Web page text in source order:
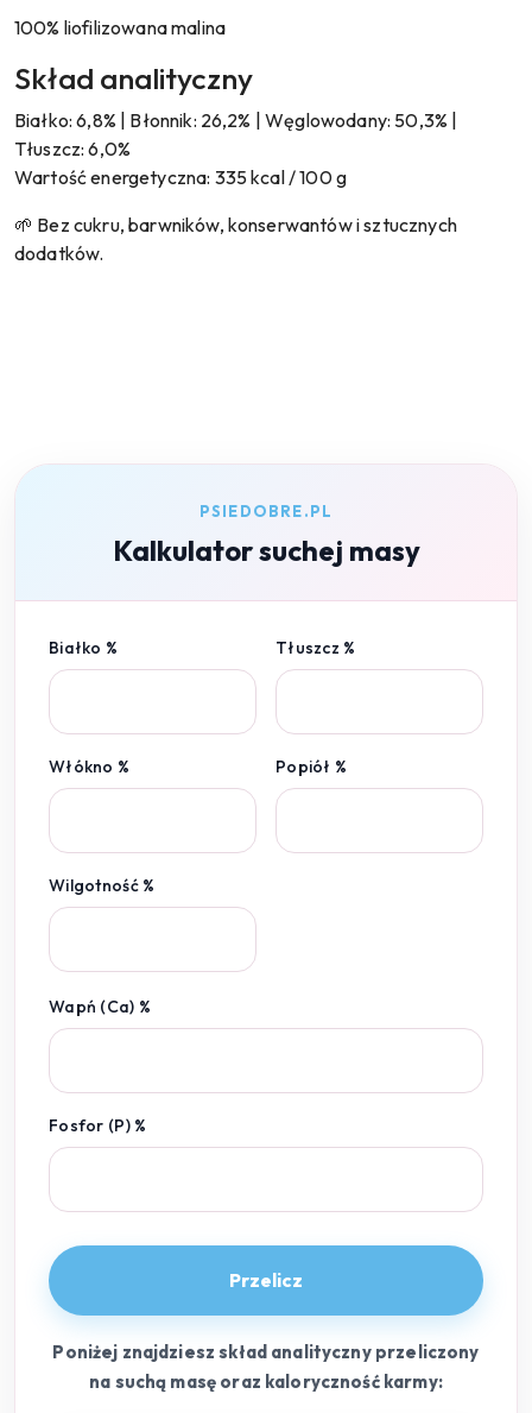
100% liofilizowana malina
Skład analityczny
Białko: 6,8% | Błonnik: 26,2% | Węglowodany: 50,3% |
Tłuszcz: 6,0%
Wartość energetyczna: 335 kcal / 100 g
🌱 Bez cukru, barwników, konserwantów i sztucznych
dodatków.
PSIEDOBRE.PL
Kalkulator suchej masy
Białko % Tłuszcz %
Włókno % Popiół %
Wilgotność %
Wapń (Ca) %
Fosfor (P) %
Przelicz
Poniżej znajdziesz skład analityczny przeliczony
na suchą masę oraz kaloryczność karmy: